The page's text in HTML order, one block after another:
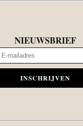
NIEUWSBRIEF
INSCHRIJVEN